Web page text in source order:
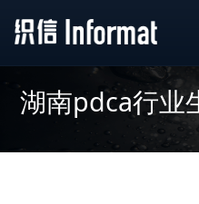
湖南pdca行业